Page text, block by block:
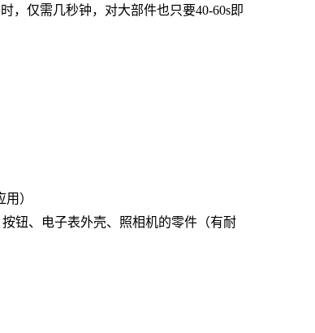
仅需几秒钟，对大部件也只要40-60s即
）
钮、电子表外壳、照相机的零件（有耐